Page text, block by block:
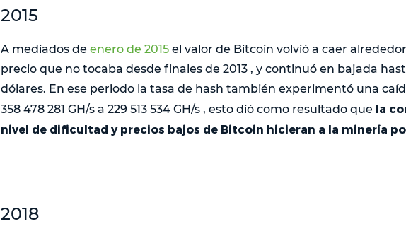
2015
A mediados de enero de 2015 el valor de Bitcoin volvió a caer
precio que no tocaba desde finales de 2013 , y continuó en bajada
dólares. En ese periodo la tasa de hash también experimentó una
358 478 281 GH/s a 229 513 534 GH/s , esto dió como resultado que la
nivel de dificultad y precios bajos de Bitcoin hicieran a la minería
2018